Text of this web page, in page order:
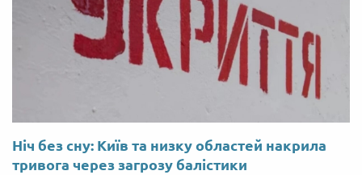
Ніч без сну: Київ та низку областей накрила
тривога через загрозу балістики